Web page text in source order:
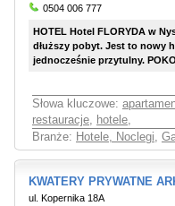
0504 006 777
HOTEL Hotel FLORYDA w
dłuższy pobyt. Jest to nowy
jednocześnie przytulny.
Słowa kluczowe:
restauracje, hotele,
Branże: Hotele, Noclegi,
KWATERY PRYWATNE
ul. Kopernika 18A